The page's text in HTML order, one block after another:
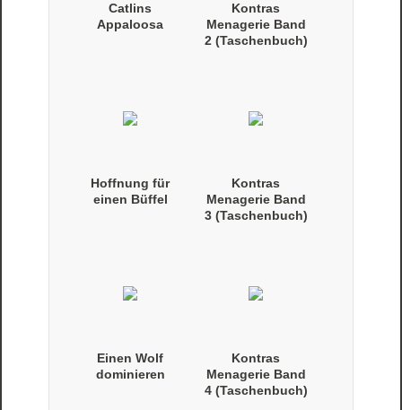
Catlins
Appaloosa
Kontras
Menagerie Band
2 (Taschenbuch)
Hoffnung für
einen Büffel
Kontras
Menagerie Band
3 (Taschenbuch)
Einen Wolf
dominieren
Kontras
Menagerie Band
4 (Taschenbuch)